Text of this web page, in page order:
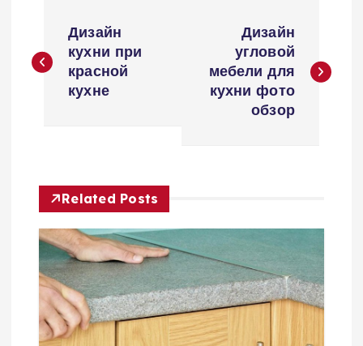
а
г
а
ц
и
я
Дизайн
кухни при
красной
кухне
Дизайн
угловой
мебели для
кухни фото
обзор
Related Posts